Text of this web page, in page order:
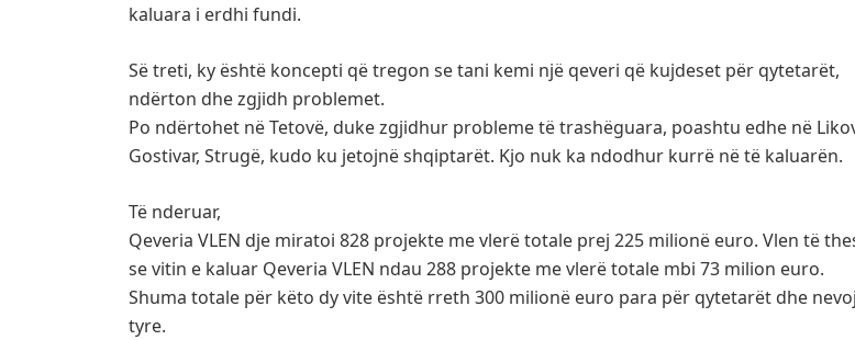
kaluara i erdhi fundi.
Së treti, ky është koncepti që tregon se tani kemi një qeveri që kujdeset për qytetarët,
ndërton dhe zgjidh problemet.
Po ndërtohet në Tetovë, duke zgjidhur probleme të trashëguara, poashtu edhe në
Gostivar, Strugë, kudo ku jetojnë shqiptarët. Kjo nuk ka ndodhur kurrë në të kaluarën.
Të nderuar,
Qeveria VLEN dje miratoi 828 projekte me vlerë totale prej 225 milionë euro. Vlen të
se vitin e kaluar Qeveria VLEN ndau 288 projekte me vlerë totale mbi 73 milion euro.
Shuma totale për këto dy vite është rreth 300 milionë euro para për qytetarët dhe
tyre.